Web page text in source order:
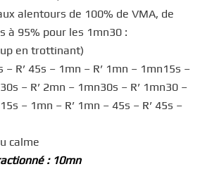
alentours de 100% de VMA, de
à 95% pour les 1mn30 :
en trottinant)
– R’ 45s – 1mn – R’ 1mn – 1mn15s –
– R’ 2mn – 1mn30s – R’ 1mn30 –
– 1mn – R’ 1mn – 45s – R’ 45s –
calme
: 10mn